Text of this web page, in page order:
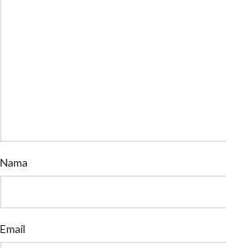
Nama
Email